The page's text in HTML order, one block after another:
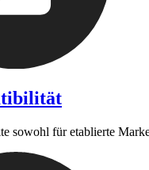
sowohl für etablierte